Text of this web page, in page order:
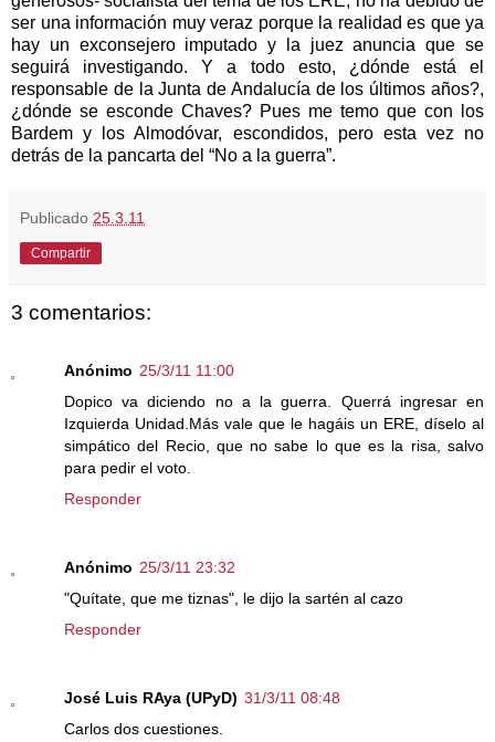
ser una información muy veraz porque la realidad es que ya
hay un exconsejero imputado y la juez anuncia que se
seguirá investigando. Y a todo esto, ¿dónde está el
responsable de la Junta de Andalucía de los últimos años?,
¿dónde se esconde Chaves? Pues me temo que con los
Bardem y los Almodóvar, escondidos, pero esta vez no
detrás de la pancarta del “No a la guerra”.
Publicado 25.3.11
Compartir
3 comentarios:
Anónimo 25/3/11 11:00
Dopico va diciendo no a la guerra. Querrá ingresar en
Izquierda Unidad.Más vale que le hagáis un ERE, díselo al
simpático del Recio, que no sabe lo que es la risa, salvo
para pedir el voto.
Responder
Anónimo 25/3/11 23:32
"Quítate, que me tiznas", le dijo la sartén al cazo
Responder
José Luis RAya (UPyD) 31/3/11 08:48
Carlos dos cuestiones.